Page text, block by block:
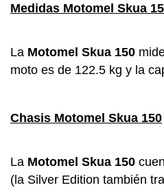
Medidas Motomel Skua
La Motomel Skua 150
moto es de 122.5 kg y la
Chasis Motomel Skua 150
La Motomel Skua 150
(la Silver Edition también